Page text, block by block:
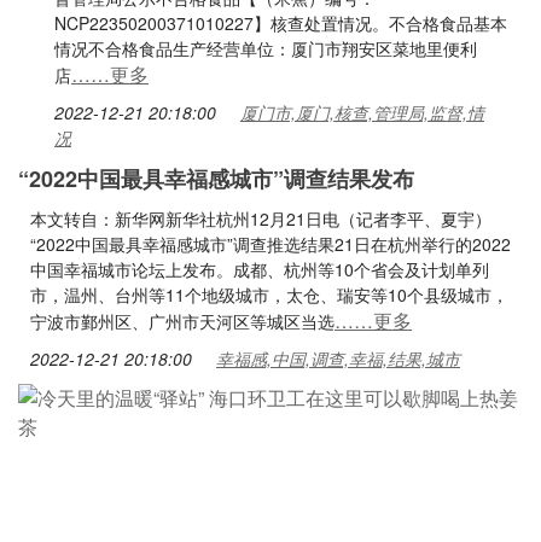
NCP22350200371010227】核查处置情况。不合格食品基本
情况不合格食品生产经营单位：厦门市翔安区菜地里便利
店……更多
2022-12-21 20:18:00
厦门市,厦门,核查,管理局,监督,情
况
“2022中国最具幸福感城市”调查结果发布
本文转自：新华网新华社杭州12月21日电（记者李平、夏宇）
“2022中国最具幸福感城市”调查推选结果21日在杭州举行的2022
中国幸福城市论坛上发布。成都、杭州等10个省会及计划单列
市，温州、台州等11个地级城市，太仓、瑞安等10个县级城市，
宁波市鄞州区、广州市天河区等城区当选……更多
2022-12-21 20:18:00 幸福感,中国,调查,幸福,结果,城市